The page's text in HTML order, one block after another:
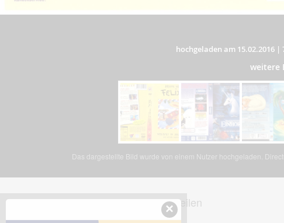
hochgeladen am 15.02.2016 |
weitere
Das dargestellte Bild wurde von einem Nutzer hochgeladen.
Dieses Bild teilen
×